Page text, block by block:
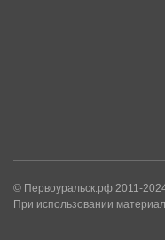
© Первоуральск.рф 2011-
При использовании